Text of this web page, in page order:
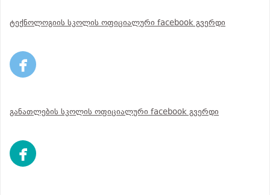
ტექნოლოგიის სკოლის ოფიციალური facebook გვერდი
განათლების სკოლის ოფიციალური facebook გვერდი